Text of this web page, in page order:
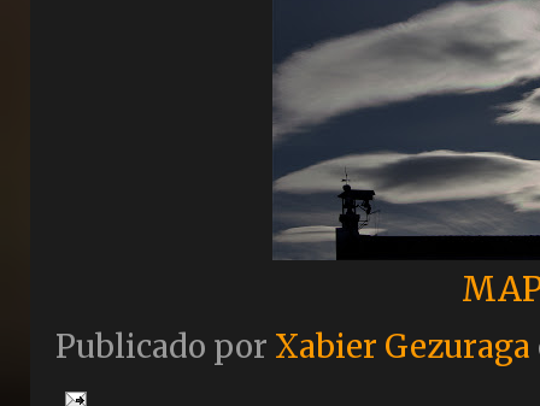
Publicado por Xabier Gezuraga